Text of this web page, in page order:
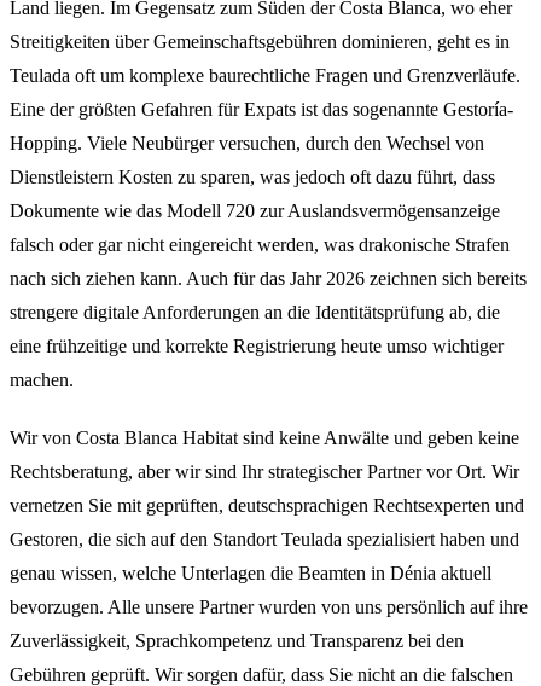
Land liegen. Im Gegensatz zum Süden der Costa Blanca, wo eher
Streitigkeiten über Gemeinschaftsgebühren dominieren, geht es in
Teulada oft um komplexe baurechtliche Fragen und Grenzverläufe.
Eine der größten Gefahren für Expats ist das sogenannte Gestoría-
Hopping. Viele Neubürger versuchen, durch den Wechsel von
Dienstleistern Kosten zu sparen, was jedoch oft dazu führt, dass
Dokumente wie das Modell 720 zur Auslandsvermögensanzeige
falsch oder gar nicht eingereicht werden, was drakonische Strafen
nach sich ziehen kann. Auch für das Jahr 2026 zeichnen sich bereits
strengere digitale Anforderungen an die Identitätsprüfung ab, die
eine frühzeitige und korrekte Registrierung heute umso wichtiger
machen.
Wir von Costa Blanca Habitat sind keine Anwälte und geben keine
Rechtsberatung, aber wir sind Ihr strategischer Partner vor Ort. Wir
vernetzen Sie mit geprüften, deutschsprachigen Rechtsexperten und
Gestoren, die sich auf den Standort Teulada spezialisiert haben und
genau wissen, welche Unterlagen die Beamten in Dénia aktuell
bevorzugen. Alle unsere Partner wurden von uns persönlich auf ihre
Zuverlässigkeit, Sprachkompetenz und Transparenz bei den
Gebühren geprüft. Wir sorgen dafür, dass Sie nicht an die falschen